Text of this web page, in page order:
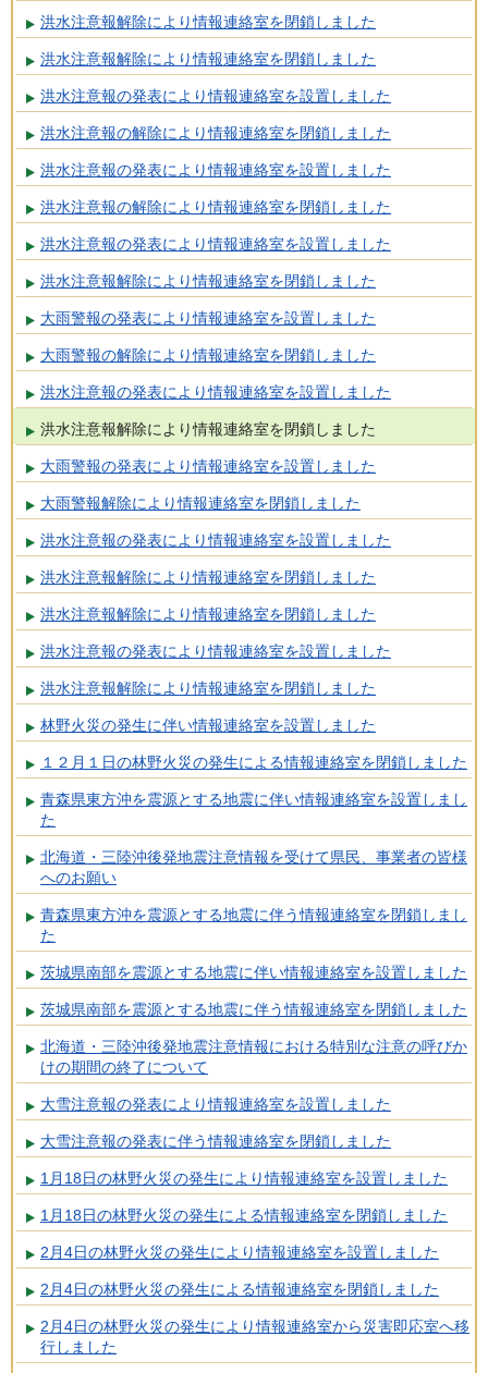
洪水注意報解除により情報連絡室を閉鎖しました
洪水注意報解除により情報連絡室を閉鎖しました
洪水注意報の発表により情報連絡室を設置しました
洪水注意報の解除により情報連絡室を閉鎖しました
洪水注意報の発表により情報連絡室を設置しました
洪水注意報の解除により情報連絡室を閉鎖しました
洪水注意報の発表により情報連絡室を設置しました
洪水注意報解除により情報連絡室を閉鎖しました
大雨警報の発表により情報連絡室を設置しました
大雨警報の解除により情報連絡室を閉鎖しました
洪水注意報の発表により情報連絡室を設置しました
洪水注意報解除により情報連絡室を閉鎖しました
大雨警報の発表により情報連絡室を設置しました
大雨警報解除により情報連絡室を閉鎖しました
洪水注意報の発表により情報連絡室を設置しました
洪水注意報解除により情報連絡室を閉鎖しました
洪水注意報解除により情報連絡室を閉鎖しました
洪水注意報の発表により情報連絡室を設置しました
洪水注意報解除により情報連絡室を閉鎖しました
林野火災の発生に伴い情報連絡室を設置しました
１２月１日の林野火災の発生による情報連絡室を閉鎖しました
青森県東方沖を震源とする地震に伴い情報連絡室を設置しまし
た
北海道・三陸沖後発地震注意情報を受けて県民、事業者の皆様
へのお願い
青森県東方沖を震源とする地震に伴う情報連絡室を閉鎖しまし
た
茨城県南部を震源とする地震に伴い情報連絡室を設置しました
茨城県南部を震源とする地震に伴う情報連絡室を閉鎖しました
北海道・三陸沖後発地震注意情報における特別な注意の呼びか
けの期間の終了について
大雪注意報の発表により情報連絡室を設置しました
大雪注意報の発表に伴う情報連絡室を閉鎖しました
1月18日の林野火災の発生により情報連絡室を設置しました
1月18日の林野火災の発生による情報連絡室を閉鎖しました
2月4日の林野火災の発生により情報連絡室を設置しました
2月4日の林野火災の発生による情報連絡室を閉鎖しました
2月4日の林野火災の発生により情報連絡室から災害即応室へ移
行しました